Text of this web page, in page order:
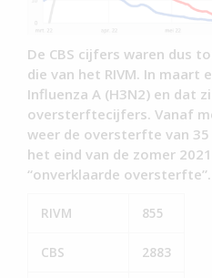
De CBS cijfers waren dus
die van het RIVM. In maart
Influenza A (H3N2) en dat
oversterftecijfers. Vanaf
weer de oversterfte van
het eind van de zomer
“onverklaarde oversterfte”.
RIVM 855
CBS 2883